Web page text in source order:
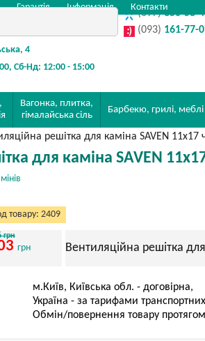
Гарантія Інформація Контакти
4
Сб-Нд: 12:00 - 15:00
(097)350-58-
(093) 161-77-
Вагонка, плитка,
гімалайська сіль
Барбекю, грилі, меблі
решітка для каміна SAVEN 11х17
для каміна SAVEN
товару: 2409
грн
грн Вентиляційна решітка
м.Київ, Київська обл. - договірна,
Україна - за тарифами
Обмін/повернення товару